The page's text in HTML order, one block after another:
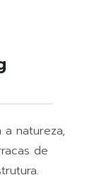
natureza,
de